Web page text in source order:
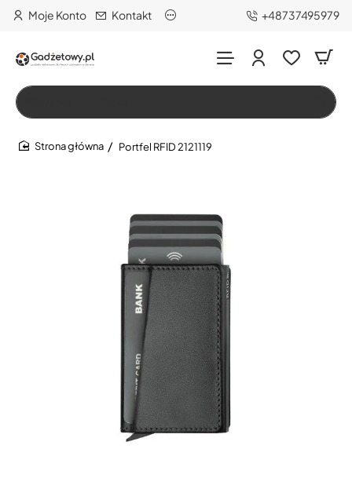
Moje Konto Kontakt +48737495979
Szukaj…
Portfel RFID 2121119